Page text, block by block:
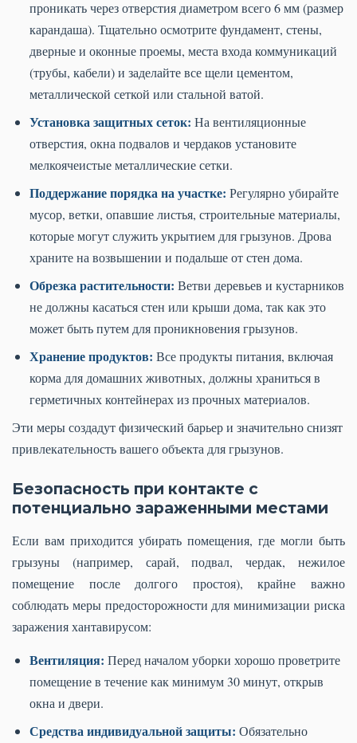
проникать через отверстия диаметром всего 6 мм (размер
карандаша). Тщательно осмотрите фундамент, стены,
дверные и оконные проемы, места входа коммуникаций
(трубы, кабели) и заделайте все щели цементом,
металлической сеткой или стальной ватой.
Установка защитных сеток: На вентиляционные
отверстия, окна подвалов и чердаков установите
мелкоячеистые металлические сетки.
Поддержание порядка на участке: Регулярно убирайте
мусор, ветки, опавшие листья, строительные материалы,
которые могут служить укрытием для грызунов. Дрова
храните на возвышении и подальше от стен дома.
Обрезка растительности: Ветви деревьев и кустарников
не должны касаться стен или крыши дома, так как это
может быть путем для проникновения грызунов.
Хранение продуктов: Все продукты питания, включая
корма для домашних животных, должны храниться в
герметичных контейнерах из прочных материалов.
Эти меры создадут физический барьер и значительно снизят
привлекательность вашего объекта для грызунов.
Безопасность при контакте с
потенциально зараженными местами
Если вам приходится убирать помещения, где могли быть
грызуны (например, сарай, подвал, чердак, нежилое
помещение после долгого простоя), крайне важно
соблюдать меры предосторожности для минимизации риска
заражения хантавирусом:
Вентиляция: Перед началом уборки хорошо проветрите
помещение в течение как минимум 30 минут, открыв
окна и двери.
Средства индивидуальной защиты: Обязательно